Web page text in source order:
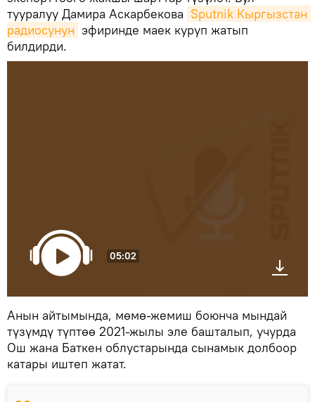
тууралуу Дамира Аскарбекова Sputnik Кыргызстан
радиосунун эфиринде маек куруп жатып
билдирди.
05:02
Анын айтымында, мөмө-жемиш боюнча мындай
түзүмдү түптөө 2021-жылы эле башталып, учурда
Ош жана Баткен облустарында сынамык долбоор
катары иштеп жатат.